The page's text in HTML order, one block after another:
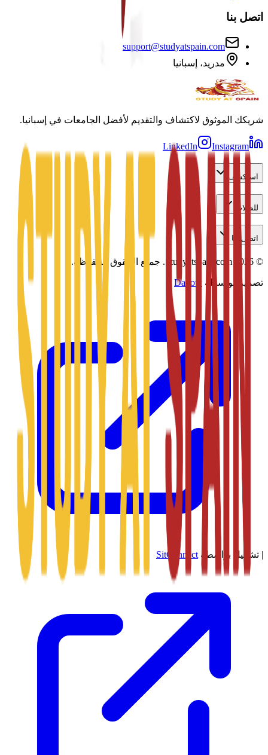
اتصل بنا
support@studyatspain.com
مدريد، إسبانيا
شريكك الموثوق لاكتشاف والتقديم لأفضل الجامعات في إسبانيا.
LinkedIn Instagram
استكشف
للطلاب
اتصل بنا
©
2026 جميع الحقوق محفوظة.
تصميم بواسطة Daxow
| تشغيل بواسطة SitConnect